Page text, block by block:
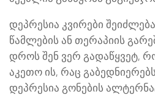
დეპრესია კვირები
წამლების ან თერაპიის
დროს შენ ვერ გადაწყვეტ,
აკეთო ის, რაც
დეპრესია გონების